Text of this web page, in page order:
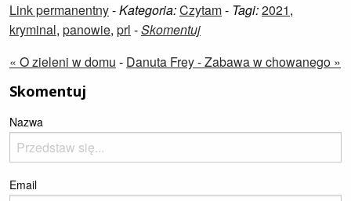
Link permanentny-Kategoria:Czytam- Tagi:2021,
kryminal, panowie, prl -Skomentuj
« O zieleni w domu - Danuta Frey - Zabawa w chowanego »
Skomentuj
Nazwa
Email